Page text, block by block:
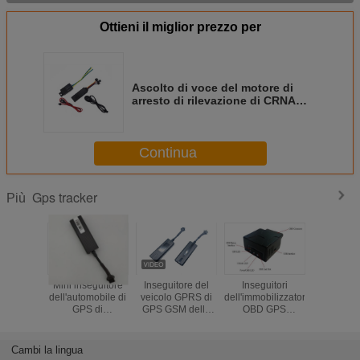
Ottieni il miglior prezzo per
Ascolto di voce del motore di
arresto di rilevazione di CRNA
SMS del bottone di SOS
Continua
Più Gps tracker
Mini inseguitore
dell'automobile di
GPS di
sensibilità per i
motocicli e la E-
Inseguitore del
veicolo GPRS di
GPS GSM della
Inseguitori
dell'immobilizzatore
OBD GPS
Cambi la lingua